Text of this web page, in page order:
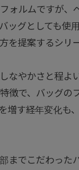
ォルムですが、
ッグとしても使
を提案するシリ
なやかさと程よ
徴で、バッグの
増す経年変化も
までこだわった